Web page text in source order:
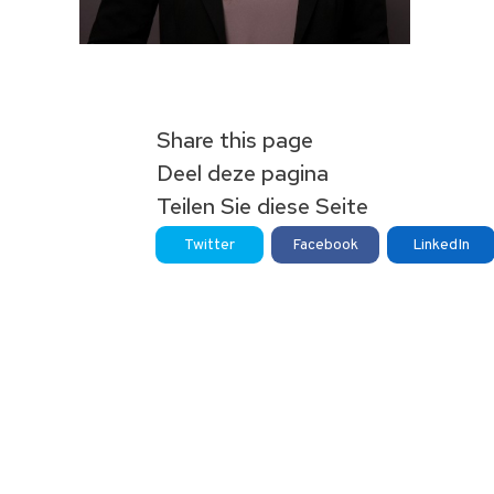
Share this page
Deel deze pagina
Teilen Sie diese Seite
Twitter Facebook LinkedIn